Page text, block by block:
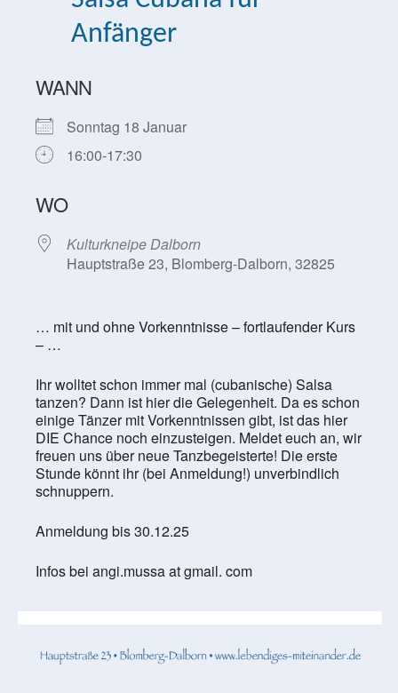
Anfänger
WANN
Sonntag 18 Januar
16:00-17:30
WO
Kulturkneipe Dalborn
Hauptstraße 23, Blomberg-Dalborn, 32825
… mit und ohne Vorkenntnisse – fortlaufender Kurs
– …
Ihr wolltet schon immer mal (cubanische) Salsa
tanzen? Dann ist hier die Gelegenheit. Da es schon
einige Tänzer mit Vorkenntnissen gibt, ist das hier
DIE Chance noch einzusteigen. Meldet euch an, wir
freuen uns über neue Tanzbegeisterte! Die erste
Stunde könnt ihr (bei Anmeldung!) unverbindlich
schnuppern.
Anmeldung bis 30.12.25
Infos bei angi.mussa at gmail. com